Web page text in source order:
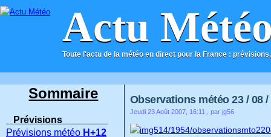
Actu
Toute l'actu de la météo en direct pour la France :
ACCUEIL CONTACT
Observations météo 23 / 08 /
Jeudi 23 Août 2007, 16:11 , par jg56
Sommaire
Prévisions
Prévisions météo H+12